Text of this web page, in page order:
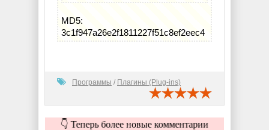
MD5:
3c1f947a26e2f1811227f51c8ef2eec4
Программы / Плагины (Plug-ins)
👇 Теперь более новые комментарии